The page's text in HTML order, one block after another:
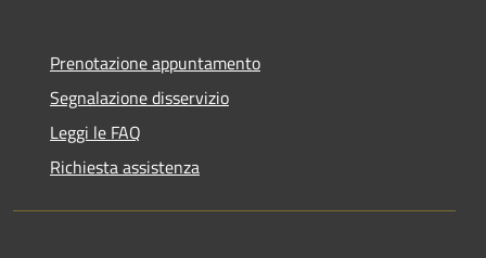
Prenotazione appuntamento
Segnalazione disservizio
Leggi le FAQ
Richiesta assistenza